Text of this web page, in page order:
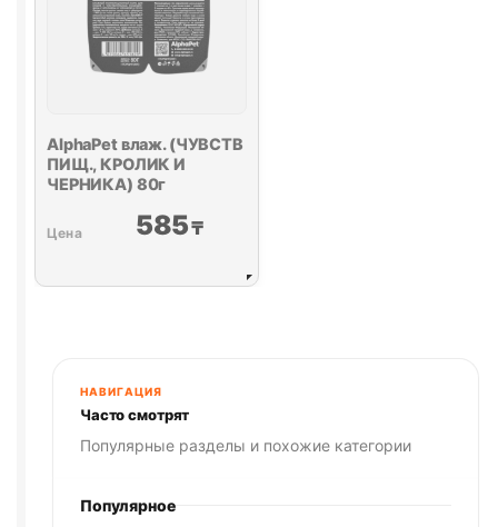
AlphaPet влаж. (ЧУВСТВ
ПИЩ., КРОЛИК И
ЧЕРНИКА) 80г
585₸
НАВИГАЦИЯ
Часто смотрят
Популярные разделы и похожие категории
Популярное